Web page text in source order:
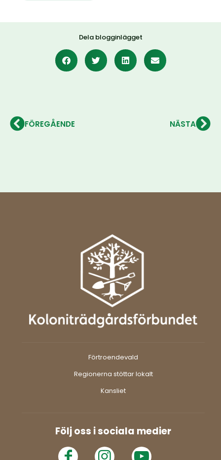
Dela blogginlägget
FÖREGÅENDE NÄSTA
Förtroendevald
Regionerna stöttar lokalt
Kansliet
Följ oss i sociala medier